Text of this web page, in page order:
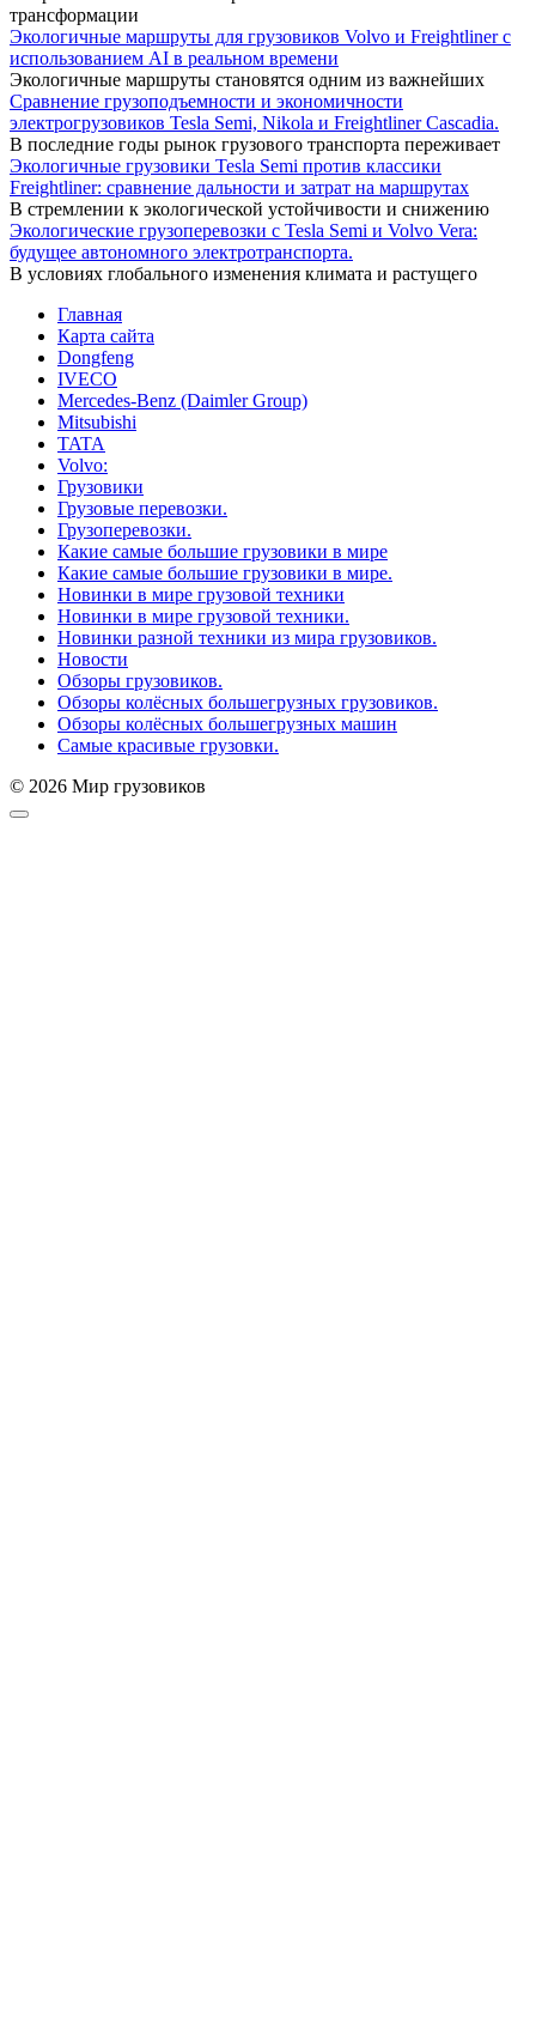
трансформации
Экологичные маршруты для грузовиков Volvo и Freightliner с
использованием AI в реальном времени
Экологичные маршруты становятся одним из важнейших
Сравнение грузоподъемности и экономичности
электрогрузовиков Tesla Semi, Nikola и Freightliner Cascadia.
В последние годы рынок грузового транспорта переживает
Экологичные грузовики Tesla Semi против классики
Freightliner: сравнение дальности и затрат на маршрутах
В стремлении к экологической устойчивости и снижению
Экологические грузоперевозки с Tesla Semi и Volvo Vera:
будущее автономного электротранспорта.
В условиях глобального изменения климата и растущего
Главная
Карта сайта
Dongfeng
IVECO
Mercedes-Benz (Daimler Group)
Mitsubishi
TATA
Volvo:
Грузовики
Грузовые перевозки.
Грузоперевозки.
Какие самые большие грузовики в мире
Какие самые большие грузовики в мире.
Новинки в мире грузовой техники
Новинки в мире грузовой техники.
Новинки разной техники из мира грузовиков.
Новости
Обзоры грузовиков.
Обзоры колёсных большегрузных грузовиков.
Обзоры колёсных большегрузных машин
Самые красивые грузовки.
© 2026 Мир грузовиков